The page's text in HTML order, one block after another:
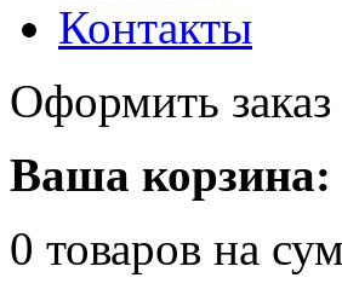
Контакты
Оформить заказ
Ваша корзина:
0 товаров на